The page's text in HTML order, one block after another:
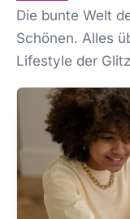
Die bunte Welt
Schönen. Alles
Lifestyle der